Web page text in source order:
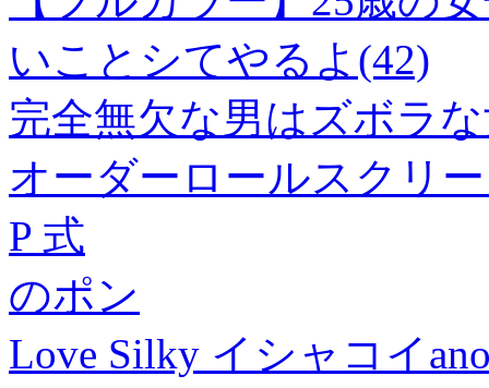
いことシてやるよ(42)
完全無欠な男はズボラ
オーダーロールスクリ
P 式
のポン
Love Silky イシャコイ